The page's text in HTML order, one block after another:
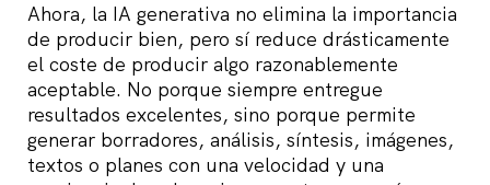
Ahora, la IA generativa no elimina la importancia
de producir bien, pero sí reduce drásticamente
el coste de producir algo razonablemente
aceptable. No porque siempre entregue
resultados excelentes, sino porque permite
generar borradores, análisis, síntesis, imágenes,
textos o planes con una velocidad y una